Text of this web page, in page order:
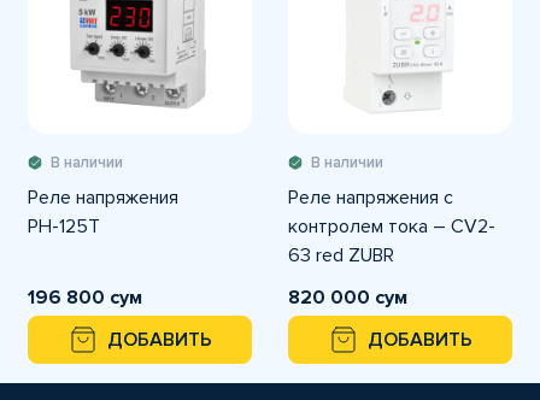
В наличии
Реле напряжения
РН-125Т
196 800 сум
ДОБАВИТЬ
В наличии
Реле напряжения c
контролем тока – CV2-
63 red ZUBR
820 000 сум
ДОБАВИТЬ